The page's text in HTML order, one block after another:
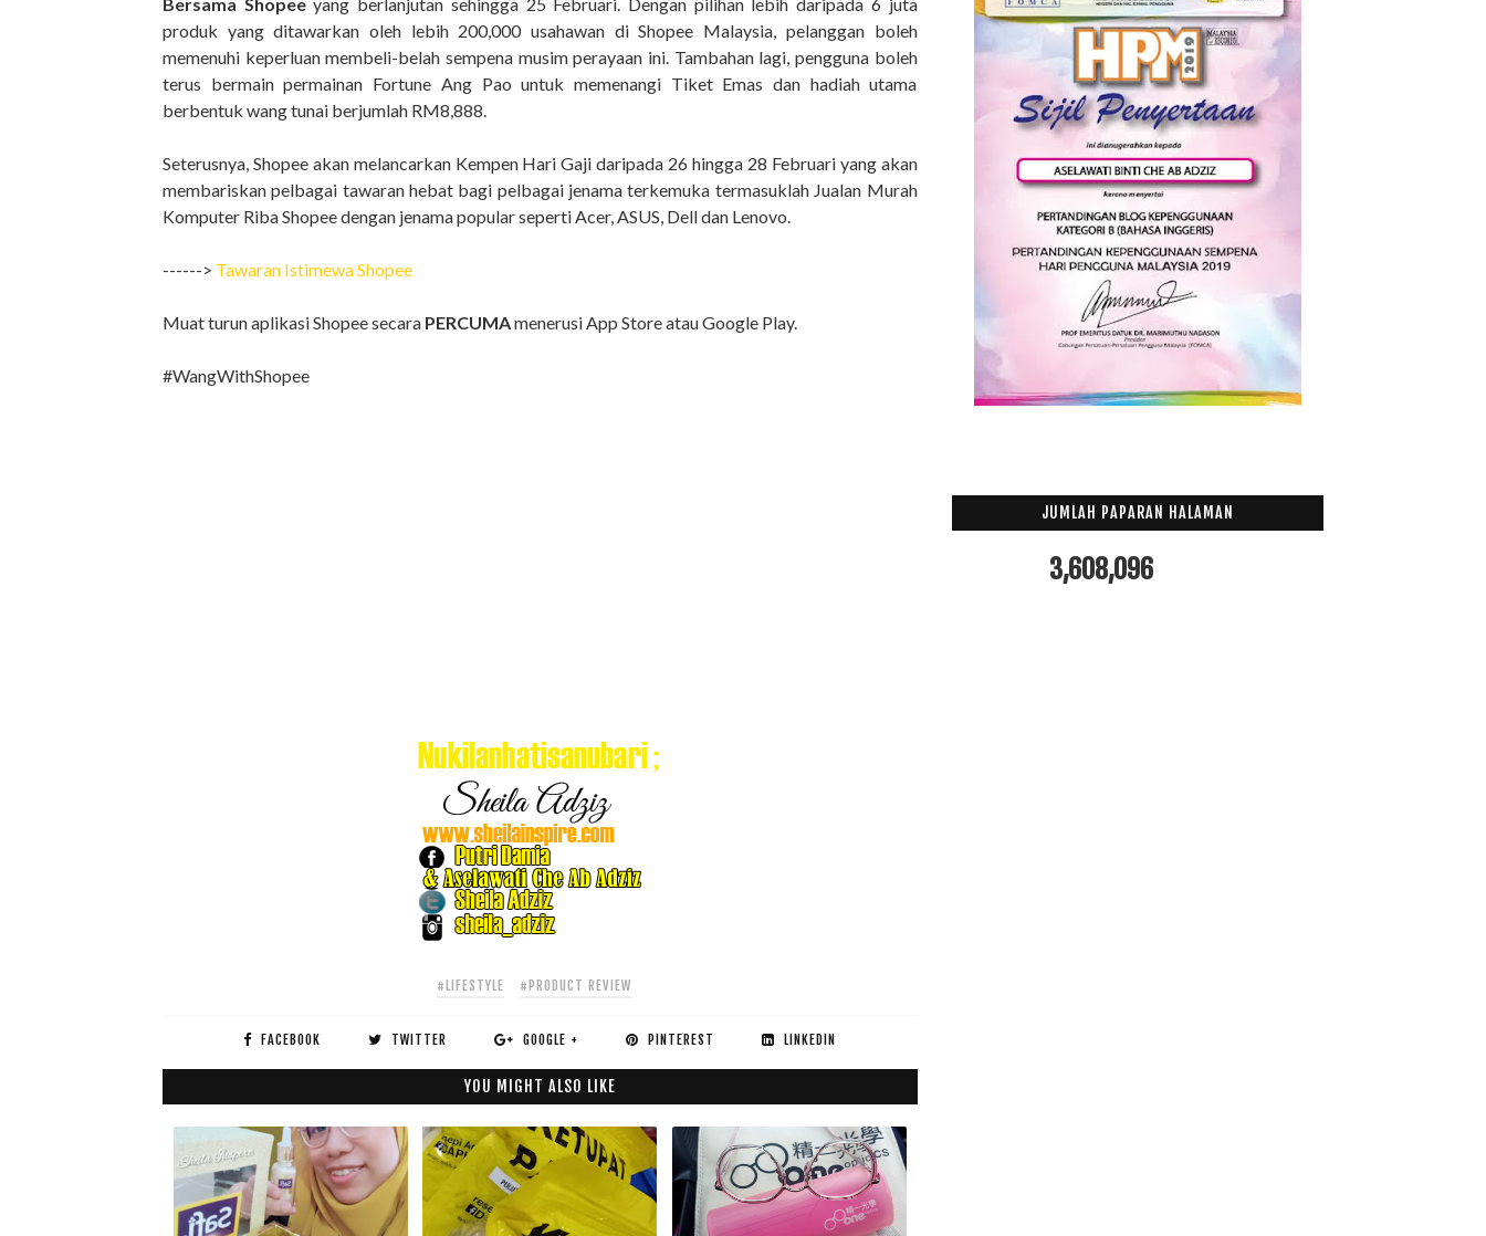
produk yang ditawarkan oleh lebih 200,000 usahawan di Shopee Malaysia, pelanggan boleh
memenuhi keperluan membeli-belah sempena musim perayaan ini. Tambahan lagi, pengguna boleh
terus bermain permainan Fortune Ang Pao untuk memenangi Tiket Emas dan hadiah utama
berbentuk wang tunai berjumlah RM8,888.
Seterusnya, Shopee akan melancarkan Kempen Hari Gaji daripada 26 hingga 28 Februari yang akan
membariskan pelbagai tawaran hebat bagi pelbagai jenama terkemuka termasuklah Jualan Murah
Komputer Riba Shopee dengan jenama popular seperti Acer, ASUS, Dell dan Lenovo.
------> Tawaran Istimewa Shopee
Muat turun aplikasi Shopee secara PERCUMAmenerusi App Store atau Google Play.
#WangWithShopee
#LIFESTYLE #PRODUCT REVIEW
FACEBOOK TWITTER GOOGLE + PINTEREST LINKEDIN
YOU MIGHT ALSO LIKE
Orak Reti: Apakah Itu?
Kari Ikan Talang Masin
Koffee Kitchen Perlis Terbaik Bagi Penggemar
Weste...
Akhirnya Tewas Jua
Januari(21)
(199)
2012
2011
JUMLAH PAPARAN HALAMAN
3,608,096